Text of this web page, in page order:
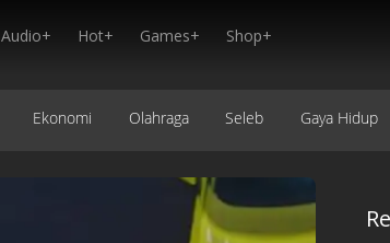
Audio+ Hot+ Games+ Shop+
Ekonomi Olahraga Seleb Gaya Hidup